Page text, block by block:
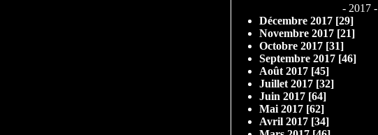
- 2017 -
Décembre 2017 [29]
Novembre 2017 [21]
Octobre 2017 [31]
Septembre 2017 [46]
Août 2017 [45]
Juillet 2017 [32]
Juin 2017 [64]
Mai 2017 [62]
Avril 2017 [34]